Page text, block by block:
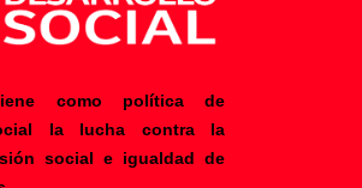
como política de
la lucha contra la
social e igualdad de